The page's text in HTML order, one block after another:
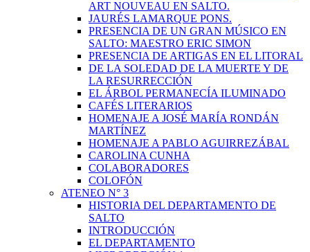
ART NOUVEAU EN SALTO.
JAURÉS LAMARQUE PONS.
PRESENCIA DE UN GRAN MÚSICO EN
SALTO: MAESTRO ERIC SIMON
PRESENCIA DE ARTIGAS EN EL LITORAL
DE LA SOLEDAD DE LA MUERTE Y DE
LA RESURRECCIÓN
EL ÁRBOL PERMANECÍA ILUMINADO
CAFÉS LITERARIOS
HOMENAJE A JOSÉ MARÍA RONDÁN
MARTÍNEZ
HOMENAJE A PABLO AGUIRREZÁBAL
CAROLINA CUNHA
COLABORADORES
COLOFÓN
ATENEO N° 3
HISTORIA DEL DEPARTAMENTO DE
SALTO
INTRODUCCIÓN
EL DEPARTAMENTO